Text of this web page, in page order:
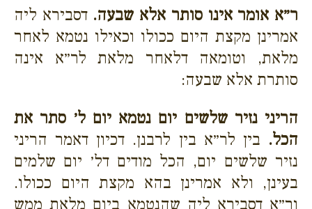
ר״א אומר אינו סותר אלא שבעה. דסבירא ליה
אמרינן מקצת היום ככולו וכאילו נטמא לאחר
מלאת, וטומאה דלאחר מלאת לר״א אינה
סותרת אלא שבעה:
הריני נזיר שלשים יום נטמא יום ל׳ סתר את
הכל. בין לר״א בין לרבנן. דכיון דאמר הריני
נזיר שלשים יום, הכל מודים דל׳ יום שלמים
בעינן, ולא אמרינן בהא מקצת היום ככולו.
ור״א דסבירא ליה שהנטמא ביום מלאת ממש